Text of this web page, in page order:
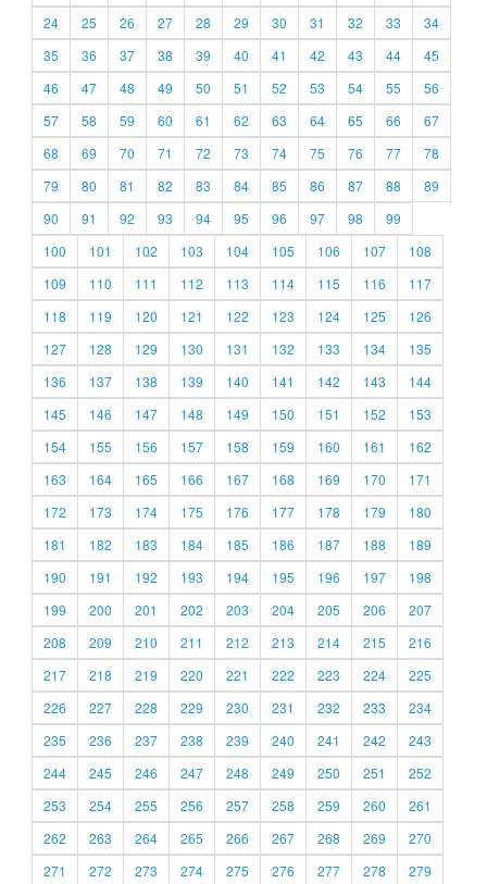
24
25 26 27 28 29 30 31 32 33
34
35
36 37 38 39 40 41 42 43 44
45
46
47 48 49 50 51 52 53 54 55
56
57
58 59 60 61 62 63 64 65 66
67
68
69 70 71 72 73 74 75 76 77
78
79
80 81 82 83 84 85 86 87 88
89
90
91 92 93 94 95 96 97 98
99
100
101 102 103 104 105 106 107
108
109
110 111 112 113 114 115 116
117
118
119 120 121 122 123 124 125
126
127
128 129 130 131 132 133 134
135
136
137 138 139 140 141 142 143
144
145
146 147 148 149 150 151 152
153
154
155 156 157 158 159 160 161
162
163
164 165 166 167 168 169 170
171
172
173 174 175 176 177 178 179
180
181
182 183 184 185 186 187 188
189
190
191 192 193 194 195 196 197
198
199
200 201 202 203 204 205 206
207
208
209 210 211 212 213 214 215
216
217
218 219 220 221 222 223 224
225
226
227 228 229 230 231 232 233
234
235
236 237 238 239 240 241 242
243
244
245 246 247 248 249 250 251
252
253
254 255 256 257 258 259 260
261
262
263 264 265 266 267 268 269
270
271
272 273 274 275 276 277 278 279